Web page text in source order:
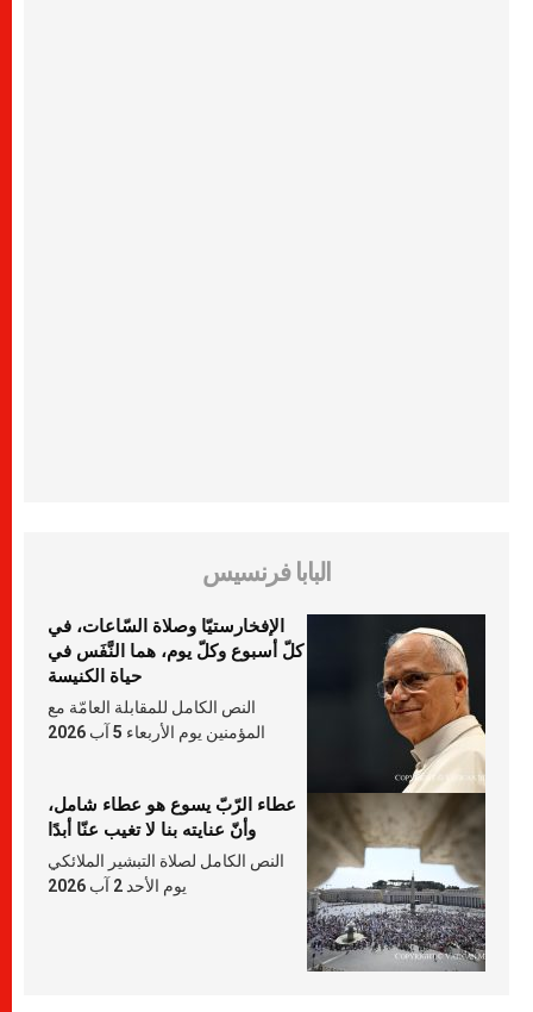
البابا فرنسيس
الإفخارستيّا وصلاة السّاعات، في
كلّ أسبوع وكلّ يوم، هما النَّفَس في
حياة الكنيسة
النص الكامل للمقابلة العامّة مع
المؤمنين يوم الأربعاء 5 آب 2026
عطاء الرّبّ يسوع هو عطاء شامل،
وأنّ عنايته بنا لا تغيب عنّا أبدًا
النص الكامل لصلاة التبشير الملائكي
يوم الأحد 2 آب 2026